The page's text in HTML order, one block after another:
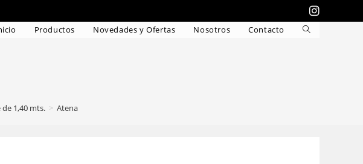
Productos Novedades y Ofertas Nosotros Contacto
Alternar
de 1,40 mts. > Atena